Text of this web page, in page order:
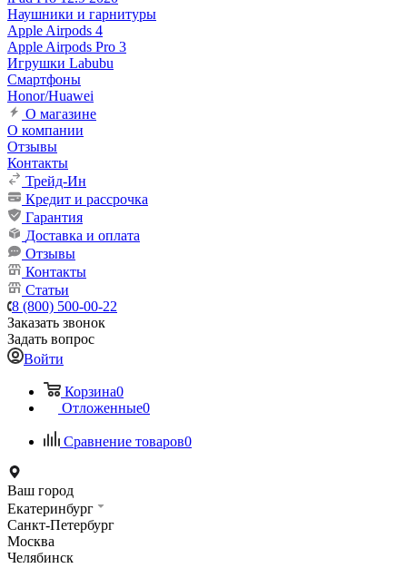
Наушники и гарнитуры
Apple Airpods 4
Apple Airpods Pro 3
Игрушки Labubu
Смартфоны
Honor/Huawei
О магазине
О компании
Отзывы
Контакты
Трейд-Ин
Кредит и рассрочка
Гарантия
Доставка и оплата
Отзывы
Контакты
Статьи
8 (800) 500-00-22
Заказать звонок
Задать вопрос
Войти
Корзина0
Отложенные0
Сравнение товаров0
Ваш город
Екатеринбург
Санкт-Петербург
Москва
Челябинск